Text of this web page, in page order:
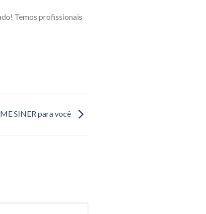
Temos profissionais
SINER para você